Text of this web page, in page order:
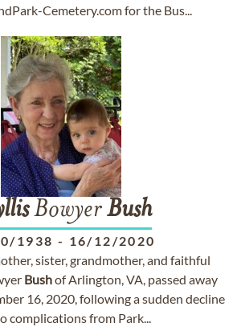
Cemetery.com for the Bus...
BowyerBush
1938 - 16/12/2020
sister, grandmother, and faithful
Bushof Arlington, VA, passed away
16, 2020, following a sudden decline
complications from Park...